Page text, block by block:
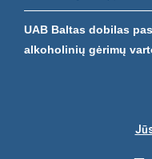
UAB Baltas dobilas
alkoholinių gėrimų